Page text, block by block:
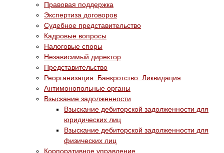
Правовая поддержка
Экспертиза договоров
Судебное представительство
Кадровые вопросы
Налоговые споры
Независимый директор
Представительство
Реорганизация. Банкротство. Ликвидация
Антимонопольные органы
Взыскание задолженности
Взыскание дебиторской задолженности для
юридических лиц
Взыскание дебиторской задолженности для
физических лиц
Корпоративное управление